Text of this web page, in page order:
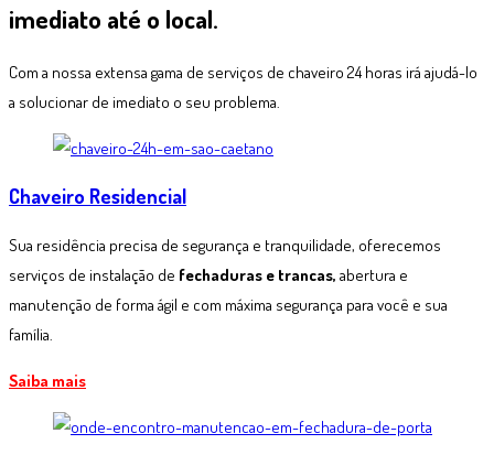
imediato até o local.
Com a nossa extensa gama de serviços de chaveiro 24 horas irá ajudá-lo
a solucionar de imediato o seu problema.
Chaveiro Residencial
Sua residência precisa de segurança e tranquilidade, oferecemos
serviços de instalação de fechaduras e trancas, abertura e
manutenção de forma ágil e com máxima segurança para você e sua
família.
Saiba mais